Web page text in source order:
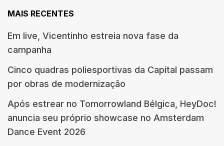
MAIS RECENTES
Em live, Vicentinho estreia nova fase da
campanha
Cinco quadras poliesportivas da Capital passam
por obras de modernização
Após estrear no Tomorrowland Bélgica, HeyDoc!
anuncia seu próprio showcase no Amsterdam
Dance Event 2026